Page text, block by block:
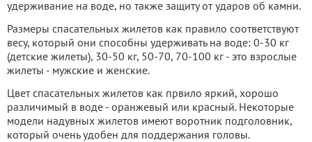
удерживание на воде, но также защиту от ударов об камни.
Размеры спасательных жилетов как правило соответствуют
весу, который они способны удерживать на воде: 0-30 кг
(детские жилеты), 30-50 кг, 50-70, 70-100 кг - это взрослые
жилеты - мужские и женские.
Цвет спасательных жилетов как првило яркий, хорошо
различимый в воде - оранжевый или красный. Некоторые
модели надувных жилетов имеют воротник подголовник,
который очень удобен для поддержания головы.